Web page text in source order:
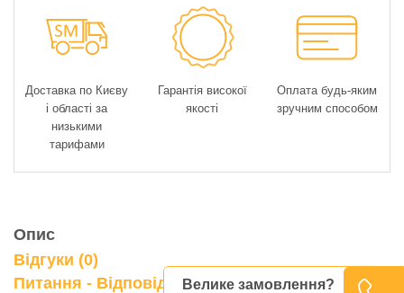
Велике замовлення?
Доставка по Києву
і області за
низькими
тарифами
Гарантія високої
якості
Оплата будь-яким
зручним способом
Опис
Відгуки (0)
Питання - Відповідь
0